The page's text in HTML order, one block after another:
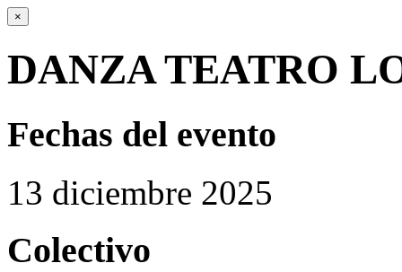
×
DANZA TEATRO
Fechas del evento
13 diciembre 2025
Colectivo